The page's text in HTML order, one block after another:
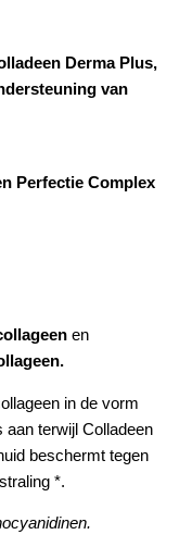
Derma Plus,
van
Perfectie Complex
en
in de vorm
aan terwijl Colladeen
beschermt tegen
*.